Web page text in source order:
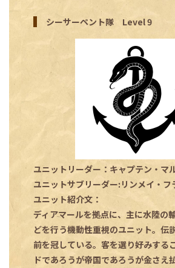
シーサーペント隊 Level 9
ユニットリーダー：キャプテン・マ
ユニットサブリーダー:リンメイ・フ
ユニット紹介文：
ディアマールを拠点に、主に水陸の
どを行う機動性重視のユニット。伝
前を冠している。客を選り好みする
ドであろうが帝国であろうが金さえ